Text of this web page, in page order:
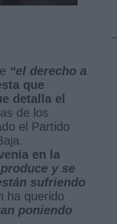
“el derecho a
que
detalla el
de los
el Partido
en la
y se
sufriendo
ha querido
poniendo